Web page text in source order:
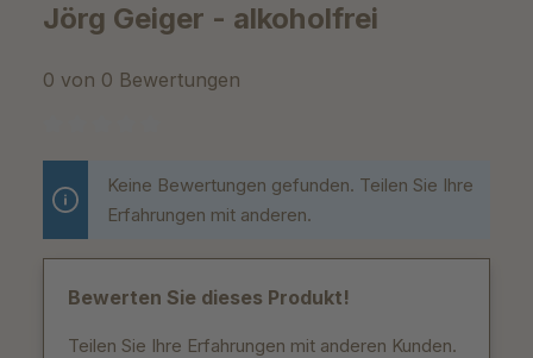
Jörg Geiger - alkoholfrei
0 von 0 Bewertungen
Durchschnittliche Bewertung von 0 von 5 Sternen
Keine Bewertungen gefunden. Teilen Sie Ihre
Erfahrungen mit anderen.
Bewerten Sie dieses Produkt!
Teilen Sie Ihre Erfahrungen mit anderen Kunden.